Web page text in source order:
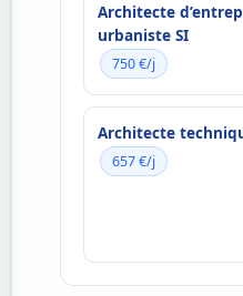
Architecte
urbaniste SI
750 €/j
Architecte
657 €/j